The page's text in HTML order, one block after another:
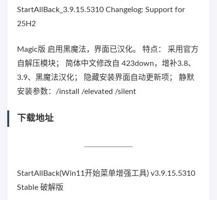
StartAllBack_3.9.15.5310 Changelog: Support for
25H2
Magic版 启用黑魔法，界面已汉化。 特点： 采用官方
自解压模块； 简体中文修改自 423down，增补3.8、
3.9、黑魔法汉化； 隐藏安装界面自动更新项； 静默
安装参数：/install /elevated /silent
下载地址
StartAllBack(Win11开始菜单增强工具) v3.9.15.5310
Stable 破解版